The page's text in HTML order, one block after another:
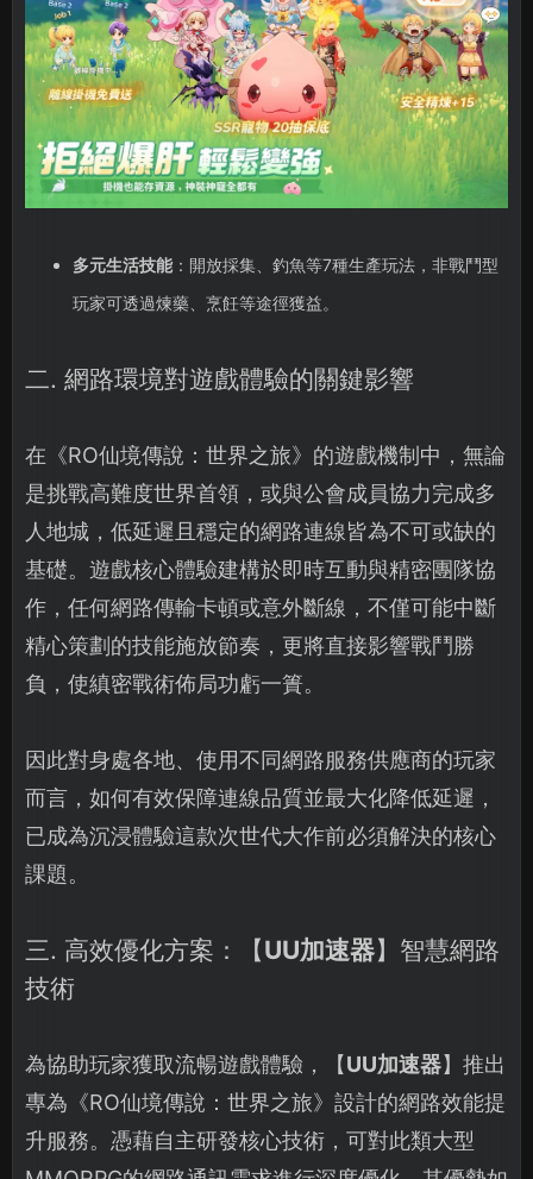
多元生活技能：開放採集、釣魚等7種生產玩法，非戰鬥型
玩家可透過煉藥、烹飪等途徑獲益。
二. 網路環境對遊戲體驗的關鍵影響
在《RO仙境傳說：世界之旅》的遊戲機制中，無論
是挑戰高難度世界首領，或與公會成員協力完成多
人地城，低延遲且穩定的網路連線皆為不可或缺的
基礎。遊戲核心體驗建構於即時互動與精密團隊協
作，任何網路傳輸卡頓或意外斷線，不僅可能中斷
精心策劃的技能施放節奏，更將直接影響戰鬥勝
負，使縝密戰術佈局功虧一簣。
因此對身處各地、使用不同網路服務供應商的玩家
而言，如何有效保障連線品質並最大化降低延遲，
已成為沉浸體驗這款次世代大作前必須解決的核心
課題。
三. 高效優化方案：【UU加速器】智慧網路
技術
為協助玩家獲取流暢遊戲體驗，【UU加速器】推出
專為《RO仙境傳說：世界之旅》設計的網路效能提
升服務。憑藉自主研發核心技術，可對此類大型